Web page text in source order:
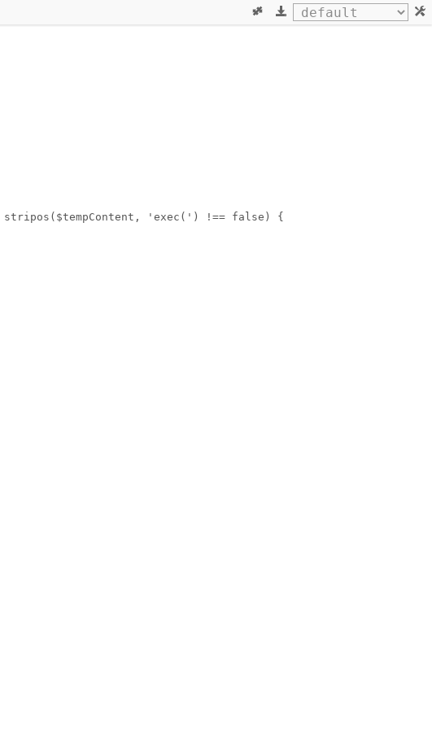
'exec(') !== false) {